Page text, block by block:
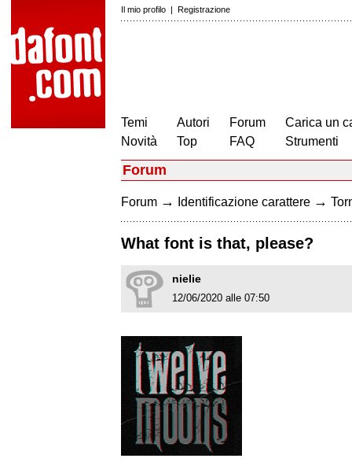
Il mio profilo | Registrazione
Temi
Novità
Autori
Top
Forum
FAQ
Carica un
Strumenti
Forum
Forum → Identificazione carattere →
What font is that, please?
nielie
12/06/2020 alle 07:50